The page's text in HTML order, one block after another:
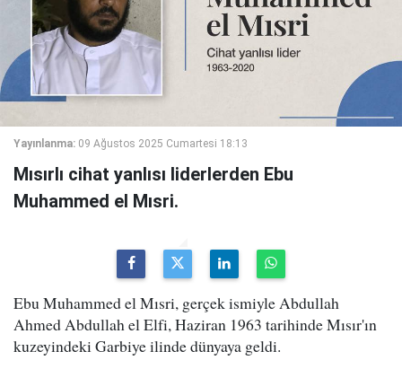
Yayınlanma: 09 Ağustos 2025 Cumartesi 18:13
Mısırlı cihat yanlısı liderlerden Ebu
Muhammed el Mısri.
Ebu Muhammed el Mısri, gerçek ismiyle Abdullah
Ahmed Abdullah el Elfi, Haziran 1963 tarihinde Mısır'ın
kuzeyindeki Garbiye ilinde dünyaya geldi.